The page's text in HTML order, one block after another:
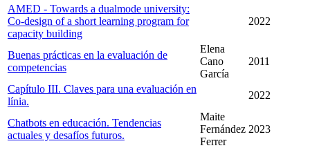
AMED - Towards a dualmode university:
Co-design of a short learning program for
capacity building
2022
Buenas prácticas en la evaluación de
competencias
Elena
Cano
García
2011
Capítulo III. Claves para una evaluación en
línia.
2022
Chatbots en educación. Tendencias
actuales y desafíos futuros.
Maite
Fernández
Ferrer
2023